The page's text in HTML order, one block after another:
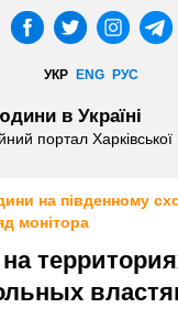
УКР ENG РУС
в Україні
портал Харківської
на південному
монітора